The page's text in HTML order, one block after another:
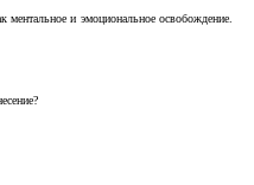
и эмоциональное освобождение.